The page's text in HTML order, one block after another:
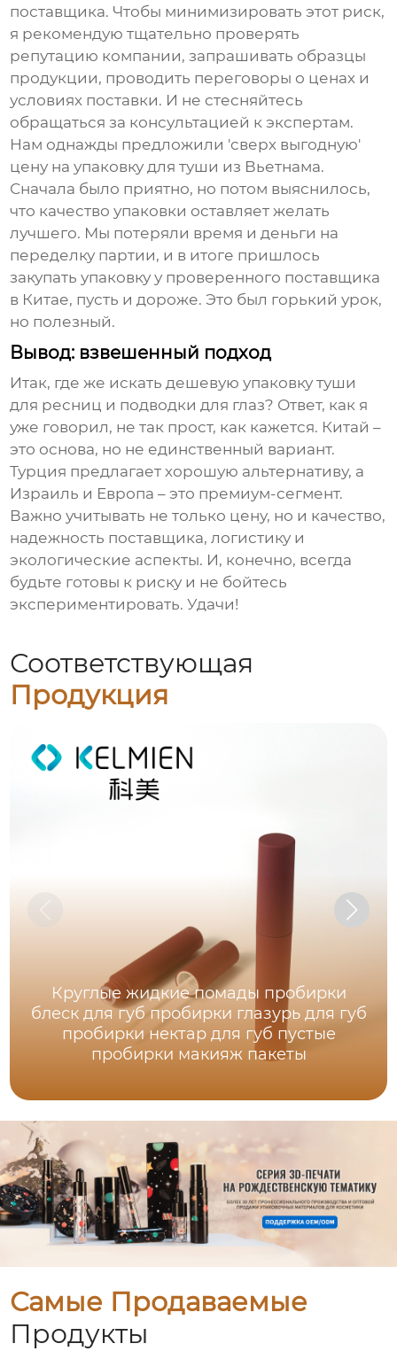
поставщика. Чтобы минимизировать этот риск,
я рекомендую тщательно проверять
репутацию компании, запрашивать образцы
продукции, проводить переговоры о ценах и
условиях поставки. И не стесняйтесь
обращаться за консультацией к экспертам.
Нам однажды предложили 'сверх выгодную'
цену наупаковку для туши из Вьетнама.
Сначала было приятно, но потом выяснилось,
что качество упаковки оставляет желать
лучшего. Мы потеряли время и деньги на
переделку партии, и в итоге пришлось
закупать упаковку у проверенного поставщика
в Китае, пусть и дороже. Это был горький урок,
но полезный.
Вывод: взвешенный подход
Итак, где же искатьдешевую упаковку туши
для ресниц и подводки для глаз? Ответ, как я
уже говорил, не так прост, как кажется. Китай –
это основа, но не единственный вариант.
Турция предлагает хорошую альтернативу, а
Израиль и Европа – это премиум-сегмент.
Важно учитывать не только цену, но и качество,
надежность поставщика, логистику и
экологические аспекты. И, конечно, всегда
будьте готовы к риску и не бойтесь
экспериментировать. Удачи!
Соответствующая
Продукция
Круглые жидкие помады пробирки
блеск для губ пробирки глазурь для губ
пробирки нектар для губ пустые
пробирки макияж пакеты
Самые Продаваемые
Продукты